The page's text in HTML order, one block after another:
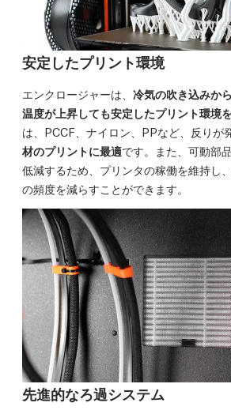
安定したプリント環境
エンクロージャーは、 冷気の吹き込みか
温度が上昇しても安定したプリント環境
は、PCCF、ナイロン、PPなど、反りが
材のプリントに最適です。また、可動部
低減するため、プリンタの稼働を維持し
の頻度を減らすことができます。
先進的なろ過システム